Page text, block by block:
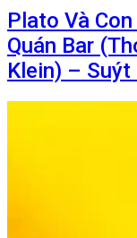
Plato Và
Quán Bar
Klein) –